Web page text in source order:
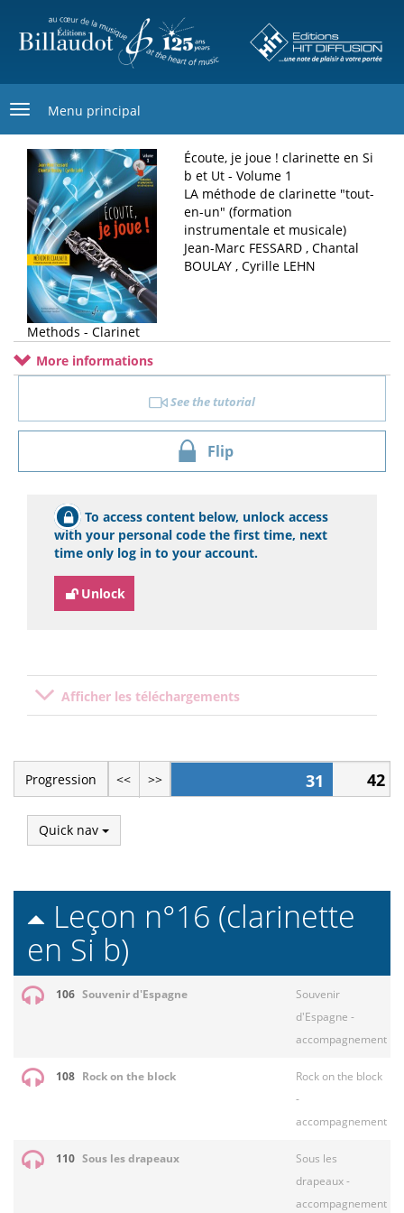
main
Menu principal
Écoute, je joue ! clarinette en Si
b et Ut - Volume 1
LA méthode de clarinette "tout-
en-un" (formation
instrumentale et musicale)
Jean-Marc FESSARD , Chantal
BOULAY , Cyrille LEHN
Methods - Clarinet
More informations
See the tutorial
Flip
To access content below, unlock access
with your personal code the first time, next
time only log in to your account.
Unlock
Afficher les téléchargements
Progression << >> 31 42
Quick nav
Leçon n°16 (clarinette
en Si b)
106 Souvenir d'Espagne
Souvenir
d'Espagne -
accompagnement
108 Rock on the block
Rock on the block
-
accompagnement
110 Sous les drapeaux
Sous les
drapeaux -
accompagnement